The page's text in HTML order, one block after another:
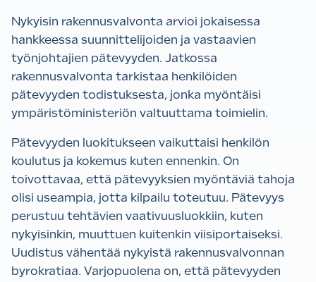
Nykyisin rakennusvalvonta arvioi jokaisessa
hankkeessa suunnittelijoiden ja vastaavien
työnjohtajien pätevyyden. Jatkossa
rakennusvalvonta tarkistaa henkilöiden
pätevyyden todistuksesta, jonka myöntäisi
ympäristöministeriön valtuuttama toimielin.
Pätevyyden luokitukseen vaikuttaisi henkilön
koulutus ja kokemus kuten ennenkin. On
toivottavaa, että pätevyyksien myöntäviä tahoja
olisi useampia, jotta kilpailu toteutuu. Pätevyys
perustuu tehtävien vaativuusluokkiin, kuten
nykyisinkin, muuttuen kuitenkin viisiportaiseksi.
Uudistus vähentää nykyistä rakennusvalvonnan
byrokratiaa. Varjopuolena on, että pätevyyden